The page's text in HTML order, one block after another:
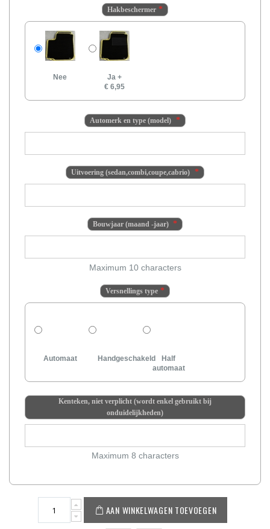
Hakbeschermer
Nee Ja +
€ 6,95
Automerk en type (model)
Uitvoering (sedan,combi,coupe,cabrio)
Bouwjaar (maand -jaar)
Maximum 10 characters
Versnellings type
Automaat Handgeschakeld
Half
automaat
Kenteken, niet verplicht (wordt enkel gebruikt bij
onduidelijkheden)
Maximum 8 characters
AAN WINKELWAGEN TOEVOEGEN